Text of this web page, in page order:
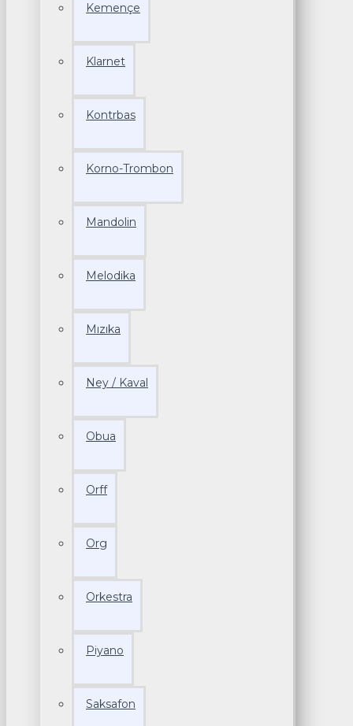
Kemençe
Klarnet
Kontrbas
Korno-Trombon
Mandolin
Melodika
Mızıka
Ney / Kaval
Obua
Orff
Org
Orkestra
Piyano
Saksafon